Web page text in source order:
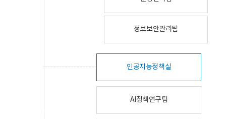
정보보안관리팀
인공지능정책실
AI정책연구팀